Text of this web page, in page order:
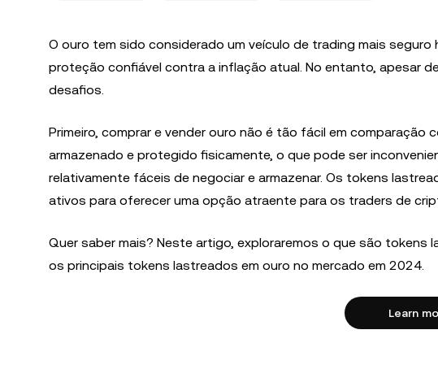
O ouro tem sido considerado um veículo de trading mais
proteção confiável contra a inflação atual. No entanto, apesar
desafios.
Primeiro, comprar e vender ouro não é tão fácil em comparação
armazenado e protegido fisicamente, o que pode ser
relativamente fáceis de negociar e armazenar. Os tokens
ativos para oferecer uma opção atraente para os traders de
Quer saber mais? Neste artigo, exploraremos o que são
os principais tokens lastreados em ouro no mercado em 2024.
Learn